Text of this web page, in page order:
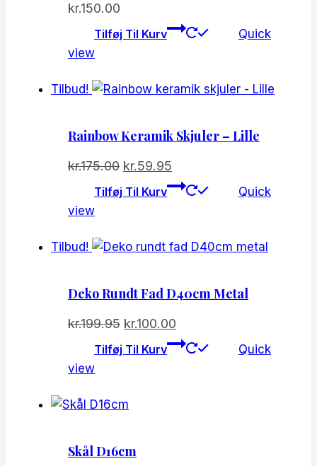
kr.150.00
Tilføj Til Kurv
Quick
view
Tilbud!
Rainbow Keramik Skjuler – Lille
kr.175.00 Den
oprindelige
kr.175.00.
kr.59.95
aktuelle
kr.59.95.
Tilføj Til Kurv
Quick
view
Tilbud!
Deko Rundt Fad D40cm Metal
kr.199.95 Den
oprindelige
kr.199.95.
kr.100.00
aktuelle
Tilføj Til Kurv
Quick
view
Skål D16cm